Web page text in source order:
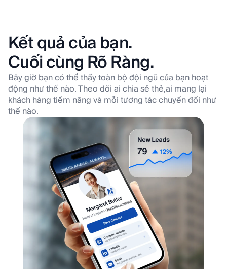
Kết quả của bạn.
Cuối cùng Rõ Ràng.
Bây giờ bạn có thể thấy toàn bộ đội ngũ của bạn hoạt
động như thế nào. Theo dõi ai chia sẻ thẻ,ai mang lại
khách hàng tiềm năng và mỗi tương tác chuyển đổi như
thế nào.